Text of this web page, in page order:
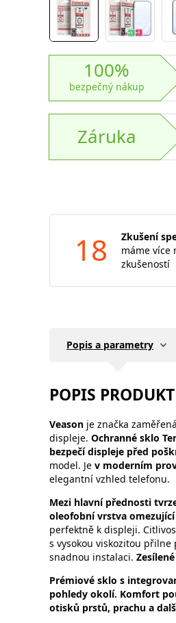
100%
bezpečný nákup
Záruka
18
Zkušení
máme více
zkušeností
Popis a parametry
POPIS
Veason je značka
displeje. Ochranné sklo
bezpečí displeje před
model. Je v moderním
elegantní vzhled telefonu.
Mezi hlavní přednosti
oleofobní vrstva
perfektně k displeji.
s vysokou viskozitou
snadnou instalaci.
Prémiové sklo s
pohledy okolí. Komfort
otisků prstů, prachu a